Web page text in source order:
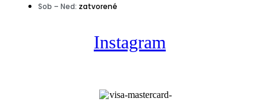
Sob – Ned: zatvorené
Instagram